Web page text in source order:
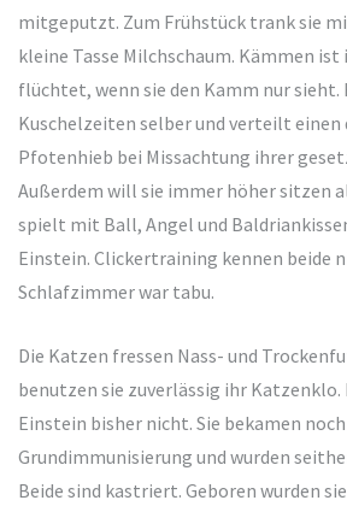
mitgeputzt. Zum Frühstück trank sie
kleine Tasse Milchschaum. Kämmen ist
flüchtet, wenn sie den Kamm nur
Kuschelzeiten selber und verteilt einen
Pfotenhieb bei Missachtung ihrer
Außerdem will sie immer höher sitzen
spielt mit Ball, Angel und
Einstein. Clickertraining kennen beide
Schlafzimmer war tabu.
Die Katzen fressen Nass- und
benutzen sie zuverlässig ihr Katzenklo.
Einstein bisher nicht. Sie bekamen
Grundimmunisierung und wurden
Beide sind kastriert. Geboren wurden